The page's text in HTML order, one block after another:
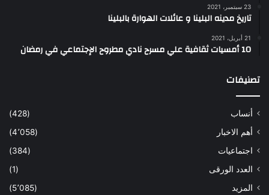
23 سبتمبر، 2021
تاريخ مدينه البلينا و عائلات الهوارة بالبلينا
21 أبريل، 2021
10 أمسيات ثقافية علي مسرح نادي مطروح الإجتماعي في رمضان
تصنيفات
أنساب
(428)
أهم الاخبار
(4٬058)
اجتماعيات
(384)
العدد الورقى
(1)
المزيد
(5٬085)